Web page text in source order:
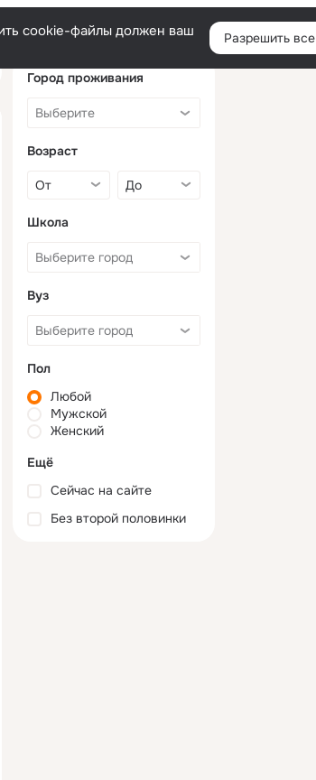
cookie-файлы должен ваш
Разрешить все
Город проживания
Возраст
Школа
Вуз
Пол
Любой
Мужской
Женский
Ещё
Сейчас на сайте
Без второй половинки